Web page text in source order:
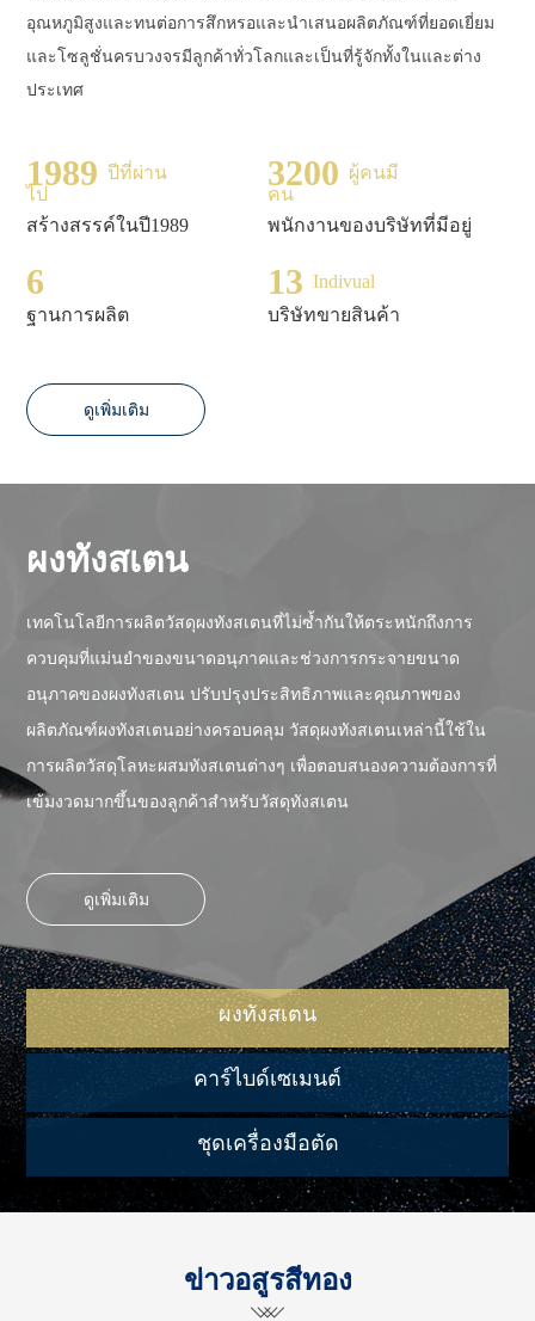
อุณหภูมิสูงและทนต่อการสึกหรอและนำเสนอผลิตภัณฑ์ที่ยอดเยี่ยม
และโซลูชั่นครบวงจรมีลูกค้าทั่วโลกและเป็นที่รู้จักทั้งในและต่าง
ประเทศ
1989 ปีที่ผ่าน
ไป
สร้างสรรค์ในปี1989
3200 ผู้คนมี
คน
พนักงานของบริษัทที่มีอยู่
6
ฐานการผลิต
13 Indivual
บริษัทขายสินค้า
ดูเพิ่มเติม
ผงทังสเตน
เทคโนโลยีการผลิตวัสดุผงทังสเตนที่ไม่ซ้ำกันให้ตระหนักถึงการ
ควบคุมที่แม่นยำของขนาดอนุภาคและช่วงการกระจายขนาด
อนุภาคของผงทังสเตน ปรับปรุงประสิทธิภาพและคุณภาพของ
ผลิตภัณฑ์ผงทังสเตนอย่างครอบคลุม วัสดุผงทังสเตนเหล่านี้ใช้ใน
การผลิตวัสดุโลหะผสมทังสเตนต่างๆ เพื่อตอบสนองความต้องการที่
เข้มงวดมากขึ้นของลูกค้าสําหรับวัสดุทังสเตน
ดูเพิ่มเติม
ผงทังสเตน
คาร์ไบด์เซเมนต์
ชุดเครื่องมือตัด
ข่าวอสูรสีทอง